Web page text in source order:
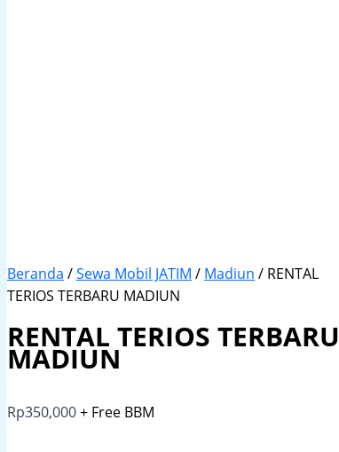
Beranda /Sewa Mobil JATIM / Madiun / RENTAL
TERIOS TERBARU MADIUN
RENTAL TERIOS TERBARU
MADIUN
Rp350,000+ Free BBM